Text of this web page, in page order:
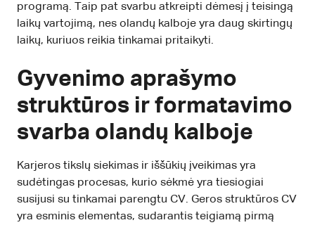
programą. Taip pat svarbu atkreipti dėmesį į teisingą
laikų vartojimą, nes olandų kalboje yra daug skirtingų
laikų, kuriuos reikia tinkamai pritaikyti.
Gyvenimo aprašymo
struktūros ir formatavimo
svarba olandų kalboje
Karjeros tikslų siekimas ir iššūkių įveikimas yra
sudėtingas procesas, kurio sėkmė yra tiesiogiai
susijusi su tinkamai parengtu CV. Geros struktūros CV
yra esminis elementas, sudarantis teigiamą pirmą